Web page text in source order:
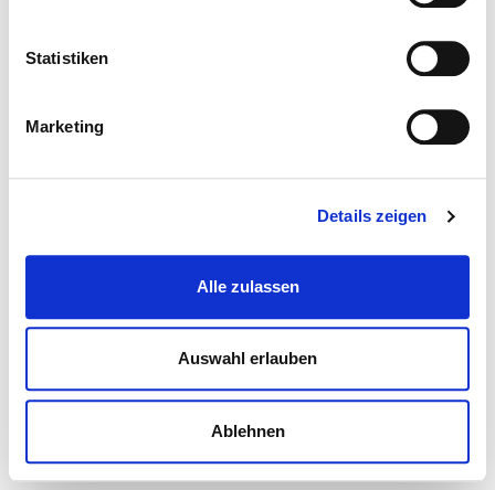
Statistiken
Marketing
Details zeigen
Alle zulassen
Auswahl erlauben
Ablehnen